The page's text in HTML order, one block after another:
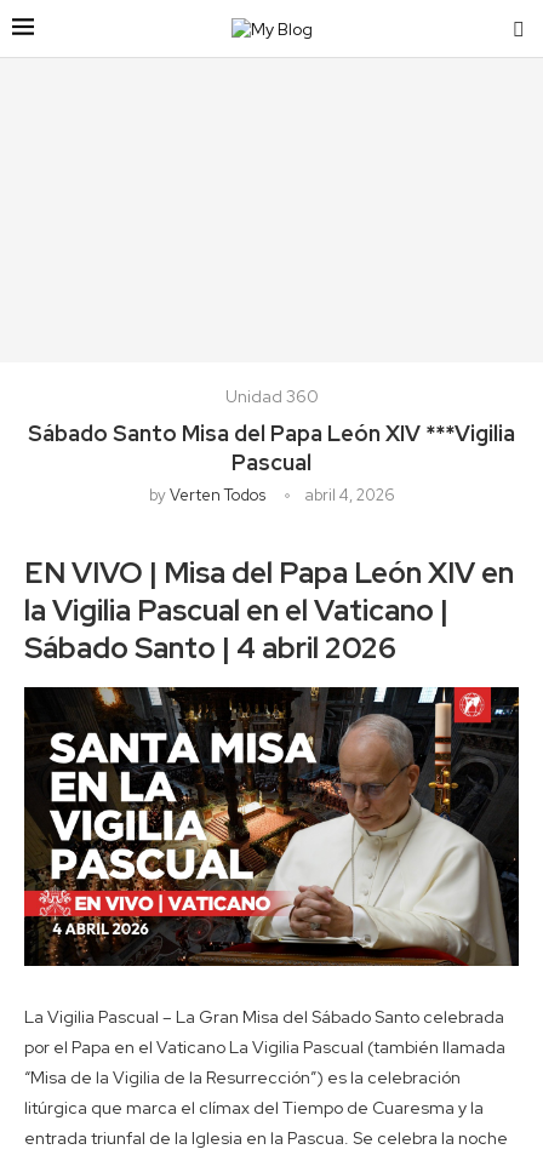
Unidad 360
Sábado Santo Misa del Papa León XIV ***Vigilia
Pascual
byVerten Todos abril 4, 2026
EN VIVO | Misa del Papa León XIV en
la Vigilia Pascual en el Vaticano |
Sábado Santo | 4 abril 2026
La Vigilia Pascual – La Gran Misa del Sábado Santo celebrada
por el Papa en el Vaticano La Vigilia Pascual (también llamada
“Misa de la Vigilia de la Resurrección”) es la celebración
litúrgica que marca el clímax del Tiempo de Cuaresma y la
entrada triunfal de la Iglesia en la Pascua. Se celebra la noche